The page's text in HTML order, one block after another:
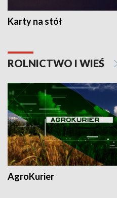
Karty na stół
ROLNICTWO I WIEŚ
AgroKurier